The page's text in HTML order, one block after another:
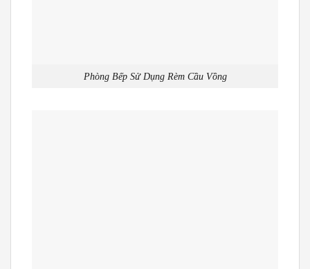
Phòng Bếp Sử Dụng Rèm Cầu Vồng